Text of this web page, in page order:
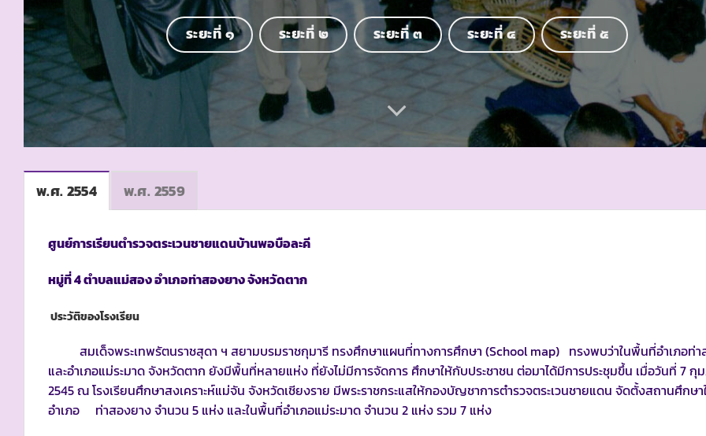
ระยะที่ ๑ ระยะที่ ๒ ระยะที่ ๓ ระยะที่ ๔ ระยะที่ ๕
พ.ศ. 2554 พ.ศ. 2559
ศูนย์การเรียนตำรวจตระเวนชายแดนบ้านพอบือละคี
หมู่ที่4 ตำบลแม่สอง อำเภอท่าสองยาง จังหวัดตาก
ประวัติของโรงเรียน
สมเด็จพระเทพรัตนราชสุดา ฯ สยามบรมราชกุมารี ทรงศึกษาแผนที่ทางการศึกษา (School map) ทรงพบว่าในพื้นที่อำเภอท่า
และอำเภอแม่ระมาด จังหวัดตาก ยังมีพื้นที่หลายแห่ง ที่ยังไม่มีการจัดการ ศึกษาให้กับประชาชน ต่อมาได้มีการประชุมขึ้น เมื่อวันที่ 7 กุ
2545 ณ โรงเรียนศึกษาสงเคราะห์แม่จัน จังหวัดเชียงราย มีพระราชกระแสให้กองบัญชาการตำรวจตระเวนชายแดน จัดตั้งสถานศึกษ
อำเภอ ท่าสองยาง จำนวน 5 แห่ง และในพื้นที่อำเภอแม่ระมาด จำนวน 2 แห่ง รวม 7 แห่ง